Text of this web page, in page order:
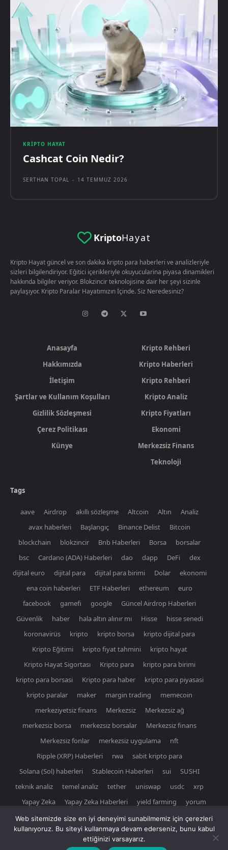
KRIPTO HAYAT
Cashcat Coin Nedir?
SERTHAN TOPAL - 14 TEMMUZ 2026
KriptoHayat
Kripto Hayat güncel ve son dakika kripto para haberleri ve analizleriyle
sizleri bilgilendiriyor. Eğitici içerikleriyle okuyucularina piyasa dinamikleri
hakkında bilgiler veriyor. Blokzincir teknolojisine dair her şeyi sizinle
paylaşıyor. Kripto Paralar Hayatımızın İçinde. Siz Neredesiniz?
Anasayfa
Hakkımızda
İletişim
Şartlar ve Kullanım Koşulları
Gizlilik Sözleşmesi
Çerez Politikası
Künye
Kripto Rehberi
Kripto Haberleri
Kripto Rehberi
Kripto Analiz
Kripto Fiyatları
Ekonomi
Merkezsiz Finans
Teknoloji
Tags
aave Airdrop akıllı sözleşme Altcoin Altın
Analiz
avax haberleri
Başlangıç Binance Delist
Bitcoin
blockchain
blokzincir Bnb Haberleri Borsa
borsalar
bsc
Cardano (ADA) Haberleri dao dapp DeFi
dex
dijital euro
dijital para dijital para birimi Dolar
ekonomi
ena coin haberleri
ETF Haberleri ethereum
euro
facebook
gamefi google
Güncel Airdrop Haberleri
Güvenlik
haber hala altın alınır mı Hisse
hisse senedi
koronavirüs
kripto kripto borsa
kripto dijital para
Kripto Eğitimi
kripto fiyat tahmini
kripto hayat
Kripto Hayat Sigortası
Kripto para
kripto para birimi
kripto para borsasi
Kripto para haber
kripto para piyasasi
kripto paralar
maker margin trading
memecoin
merkeziyetsiz finans
Merkezsiz
Merkezsiz ağ
merkezsiz borsa
merkezsiz borsalar
Merkezsiz finans
Merkezsiz fonlar
merkezsiz uygulama
nft
Ripple (XRP) Haberleri
rwa
sabit kripto para
Solana (Sol) haberleri
Stablecoin Haberleri sui
SUSHI
teknik analiz
temel analiz tether uniswap usdc
xrp
Yapay Zeka
Yapay Zeka Haberleri yield farming yorum
Web sitemizde size en iyi deneyimi sunabilmemiz için çerezleri
kullanıyoruz. Bu siteyi kullanmaya devam ederseniz, bunu kabul
ettiğinizi varsayarız.